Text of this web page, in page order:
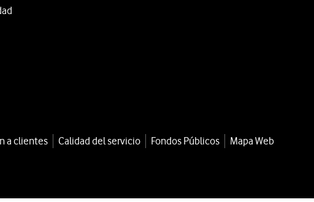
a clientes Calidad del servicio Fondos Públicos
Mapa Web